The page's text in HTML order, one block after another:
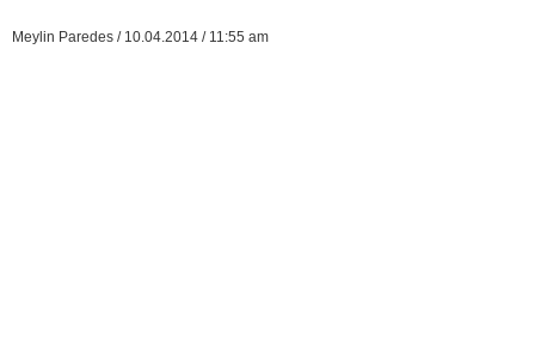
Meylin Paredes / 10.04.2014 / 11:55 am